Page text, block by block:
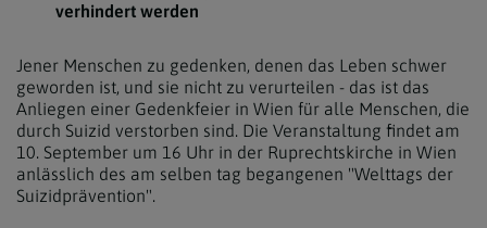
verhindert werden
Jener Menschen zu gedenken, denen das Leben schwer
geworden ist, und sie nicht zu verurteilen - das ist das
Anliegen einer Gedenkfeier in Wien für alle Menschen, die
durch Suizid verstorben sind. Die Veranstaltung findet am
10. September um 16 Uhr in der Ruprechtskirche in Wien
anlässlich des am selben tag begangenen "Welttags der
Suizidprävention".